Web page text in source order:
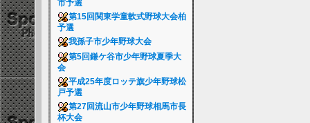
市予選
第15回関東学童軟式野球大会柏
予選
我孫子市少年野球大会
第5回鎌ケ谷市少年野球夏季大
会
平成25年度ロッテ旗少年野球松
戸予選
第27回流山市少年野球相馬市長
杯大会